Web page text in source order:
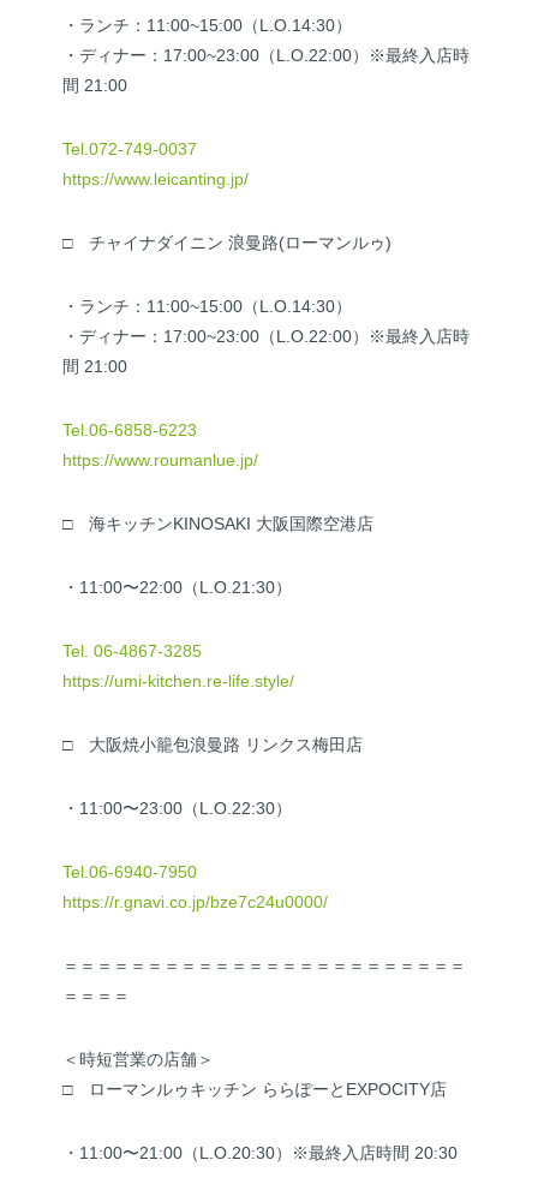
・ランチ：11:00~15:00（L.O.14:30）
・ディナー：17:00~23:00（L.O.22:00）※最終入店時
間 21:00
Tel.072-749-0037
https://www.leicanting.jp/
□ チャイナダイニン 浪曼路(ローマンルゥ)
・ランチ：11:00~15:00（L.O.14:30）
・ディナー：17:00~23:00（L.O.22:00）※最終入店時
間 21:00
Tel.06-6858-6223
https://www.roumanlue.jp/
□ 海キッチンKINOSAKI 大阪国際空港店
・11:00〜22:00（L.O.21:30）
Tel. 06-4867-3285
https://umi-kitchen.re-life.style/
□ 大阪焼小籠包浪曼路 リンクス梅田店
・11:00〜23:00（L.O.22:30）
Tel.06-6940-7950
https://r.gnavi.co.jp/bze7c24u0000/
＝＝＝＝＝＝＝＝＝＝＝＝＝＝＝＝＝＝＝＝＝＝＝＝
＝＝＝＝
＜時短営業の店舗＞
□ ローマンルゥキッチン ららぽーとEXPOCITY店
・11:00〜21:00（L.O.20:30）※最終入店時間 20:30